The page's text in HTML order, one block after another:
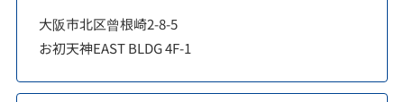
大阪市北区曾根崎2-8-5
お初天神EAST BLDG 4F-1